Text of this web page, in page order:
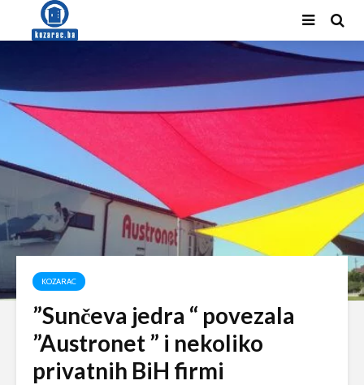
KOZARAC
”Sunčeva jedra “ povezala
”Austronet ” i nekoliko
privatnih BiH firmi